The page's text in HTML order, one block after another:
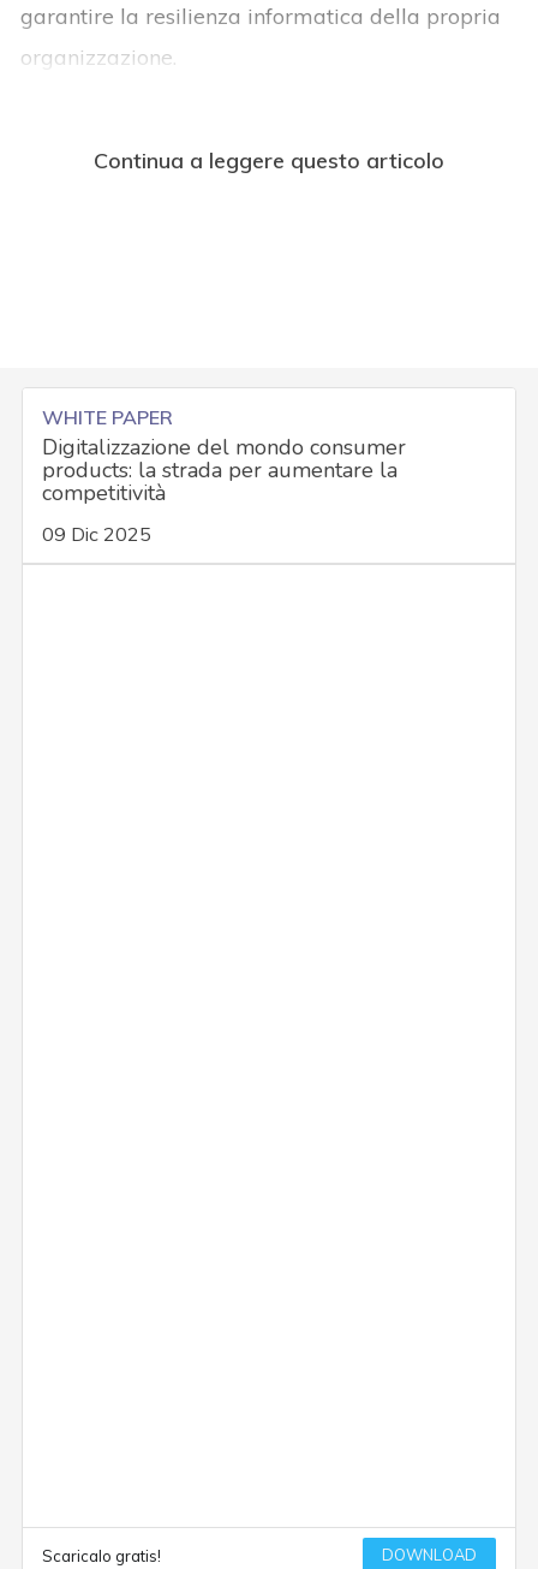
garantire la resilienza informatica della propria
organizzazione.
Continua a leggere questo articolo
WHITE PAPER
Digitalizzazione del mondo consumer
products: la strada per aumentare la
competitività
09 Dic 2025
Scaricalo gratis! DOWNLOAD